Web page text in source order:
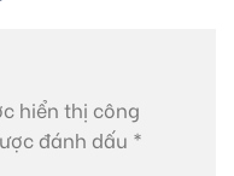
hiển thị công
đánh dấu *